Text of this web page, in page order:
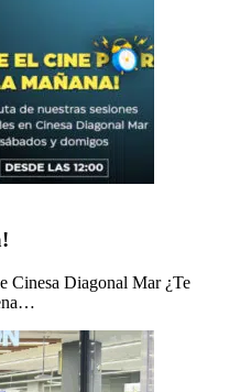
Cinesa Diagonal Mar ¿Te